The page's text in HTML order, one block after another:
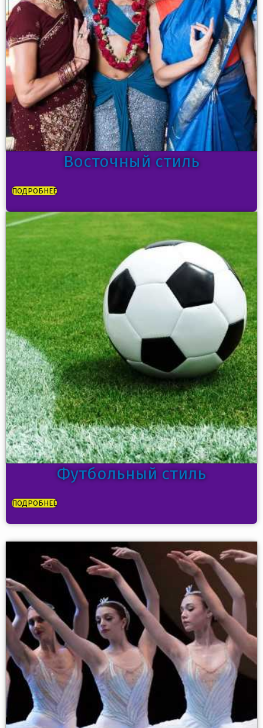
Восточный стиль
ПОДРОБНЕЕ
Футбольный стиль
ПОДРОБНЕЕ